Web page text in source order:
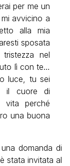
per me un
avvicino a
alla mia
sposata
nel
lì con te…
luce, tu sei
il cuore di
vita perché
una buona
domanda di
stata invitata al